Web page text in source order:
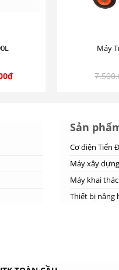
₫
Máy
Sản
Cơ điện Tiến
Máy xây dựng
Máy khai
Thiết bị nâng